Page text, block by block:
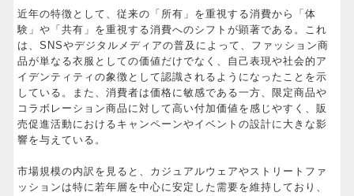
近年の特徴として、従来の「所有」を重視する消費から「体
験」や「共有」を重視する消費へのシフトが顕著である。これ
は、SNSやデジタルメディアの普及によって、ファッション商
品が単なる衣服としての価値だけでなく、自己表現や社会的ア
イデンティティの象徴として認識されるようになったことを示
している。また、消費者は価格に敏感である一方、限定商品や
コラボレーション商品に対して高い付加価値を感じやすく、販
売促進活動におけるキャンペーンやイベントの設計に大きな影
響を与えている。
市場規模の内訳を見ると、カジュアルウェアやストリートファ
ッションは特に若年層を中心に安定した需要を維持しており、